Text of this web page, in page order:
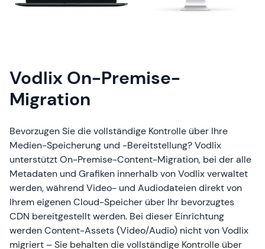
Vodlix On-Premise-
Migration
Bevorzugen Sie die vollständige Kontrolle über Ihre
Medien-Speicherung und -Bereitstellung? Vodlix
unterstützt On-Premise-Content-Migration, bei der alle
Metadaten und Grafiken innerhalb von Vodlix verwaltet
werden, während Video- und Audiodateien direkt von
Ihrem eigenen Cloud-Speicher über Ihr bevorzugtes
CDN bereitgestellt werden. Bei dieser Einrichtung
werden Content-Assets (Video/Audio) nicht von Vodlix
migriert – Sie behalten die vollständige Kontrolle über